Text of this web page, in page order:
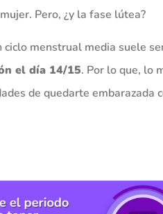
Pero, ¿y la fase lútea?
menstrual media suele
el día 14/15. Por lo que, lo
de quedarte embarazada